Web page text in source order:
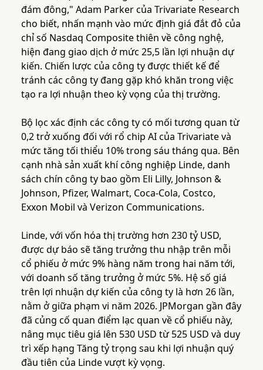
đám đông," Adam Parker của Trivariate Research
cho biết, nhấn mạnh vào mức định giá đắt đỏ của
chỉ số Nasdaq Composite thiên về công nghệ,
hiện đang giao dịch ở mức 25,5 lần lợi nhuận dự
kiến. Chiến lược của công ty được thiết kế để
tránh các công ty đang gặp khó khăn trong việc
tạo ra lợi nhuận theo kỳ vọng của thị trường.
Bộ lọc xác định các công ty có mối tương quan từ
0,2 trở xuống đối với rổ chip AI của Trivariate và
mức tăng tối thiểu 10% trong sáu tháng qua. Bên
cạnh nhà sản xuất khí công nghiệp Linde, danh
sách chín công ty bao gồm Eli Lilly, Johnson &
Johnson, Pfizer, Walmart, Coca-Cola, Costco,
Exxon Mobil và Verizon Communications.
Linde, với vốn hóa thị trường hơn 230 tỷ USD,
được dự báo sẽ tăng trưởng thu nhập trên mỗi
cổ phiếu ở mức 9% hàng năm trong hai năm tới,
với doanh số tăng trưởng ở mức 5%. Hệ số giá
trên lợi nhuận dự kiến của công ty là hơn 26 lần,
nằm ở giữa phạm vi năm 2026. JPMorgan gần đây
đã củng cố quan điểm lạc quan về cổ phiếu này,
nâng mục tiêu giá lên 530 USD từ 525 USD và duy
trì xếp hạng Tăng tỷ trọng sau khi lợi nhuận quý
đầu tiên của Linde vượt kỳ vọng.